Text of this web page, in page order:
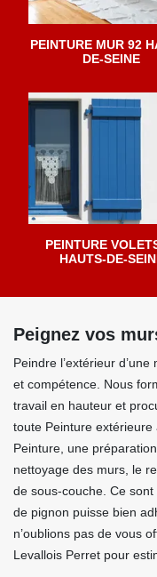
PEINTURE MUR 92
DE-SEINE
PEINTURE
HAUTS-DE-
Peignez vos
Peindre l’extérieur
et compétence. Nous
travail en hauteur et
toute Peinture
Peinture, une
nettoyage des murs, le
de sous-couche. Ce
de pignon puisse bien
n’oublions pas de vous
Levallois Perret pour